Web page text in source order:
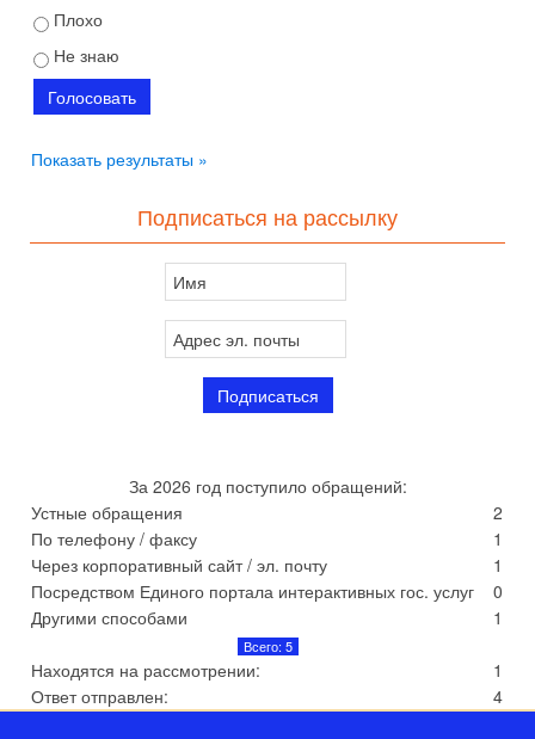
Плохо
Не знаю
Показать результаты »
Подписаться на рассылку
За 2026 год поступило обращений:
Устные обращения
2
По телефону / факсу
1
Через корпоративный сайт / эл. почту
1
Посредством Единого портала интерактивных гос. услуг
0
Другими способами
1
Всего: 5
Находятся на рассмотрении:
1
Ответ отправлен:
4